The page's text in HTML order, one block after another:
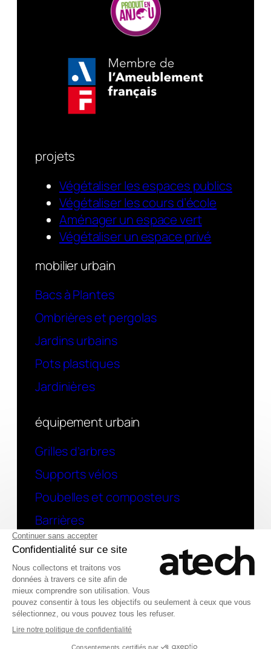
projets
Végétaliser les espaces publics
Végétaliser les cours d’école
Aménager un espace vert
Végétaliser un espace privé
mobilier urbain
Bacs à Plantes
Ombrières et pergolas
Jardins urbains
Pots plastiques
Jardinières
équipement urbain
Grilles d’arbres
Supports vélos
Poubelles et composteurs
Barrières
contact
Une question ? contactez-nous
© 2026 Atech SAS
English (UK)